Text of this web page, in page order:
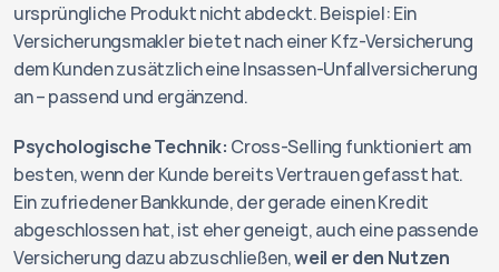
ursprüngliche Produkt nicht abdeckt. Beispiel: Ein
Versicherungsmakler bietet nach einer Kfz-Versicherung
dem Kunden zusätzlich eine Insassen-Unfallversicherung
an – passend und ergänzend.
Psychologische Technik: Cross-Selling funktioniert am
besten, wenn der Kunde bereits Vertrauen gefasst hat.
Ein zufriedener Bankkunde, der gerade einen Kredit
abgeschlossen hat, ist eher geneigt, auch eine passende
Versicherung dazu abzuschließen, weil er den Nutzen